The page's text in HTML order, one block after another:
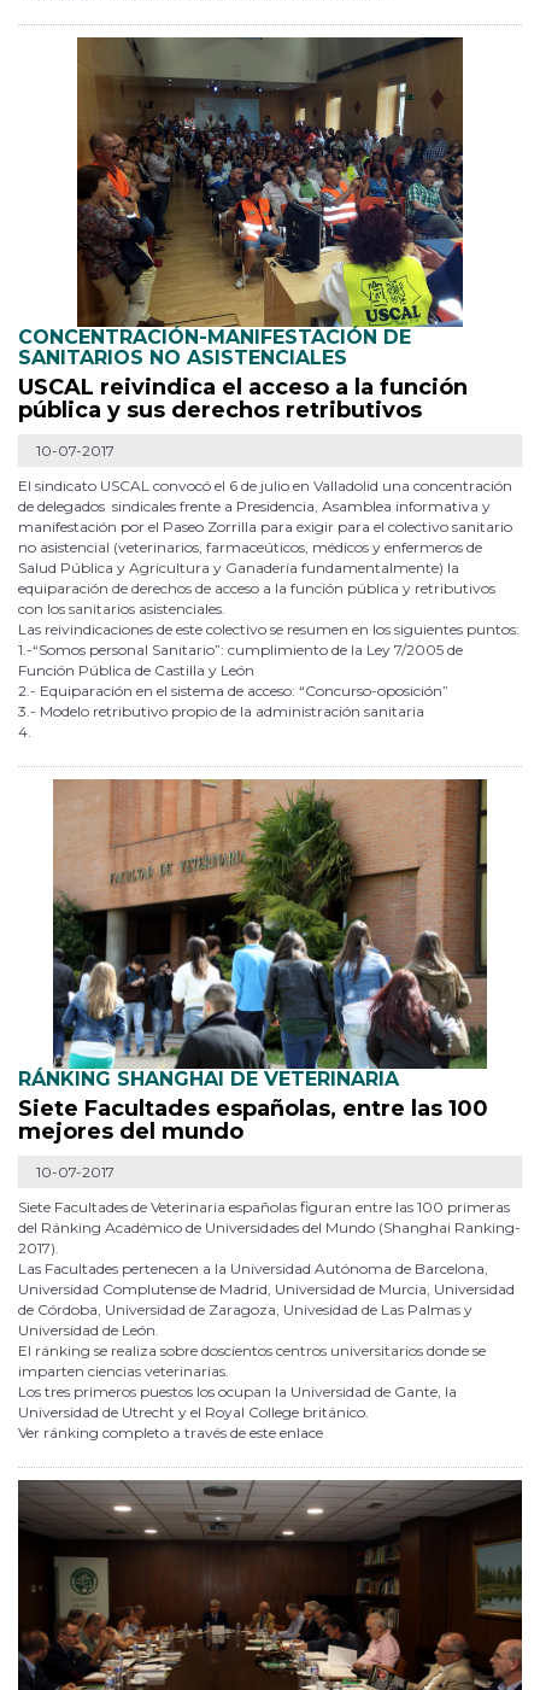
CONCENTRACIÓN-MANIFESTACIÓN DE
SANITARIOS NO ASISTENCIALES
USCAL reivindica el acceso a la función
pública y sus derechos retributivos
10-07-2017
El sindicato USCAL convocó el 6 de julio en Valladolid una concentración
de delegados sindicales frente a Presidencia, Asamblea informativa y
manifestación por el Paseo Zorrilla para exigir para el colectivo sanitario
no asistencial (veterinarios, farmaceúticos, médicos y enfermeros de
Salud Pública y Agricultura y Ganadería fundamentalmente) la
equiparación de derechos de acceso a la función pública y retributivos
con los sanitarios asistenciales.
Las reivindicaciones de este colectivo se resumen en los siguientes puntos:
1.-“Somos personal Sanitario”: cumplimiento de la Ley 7/2005 de
Función Pública de Castilla y León
2.- Equiparación en el sistema de acceso: “Concurso-oposición”
3.- Modelo retributivo propio de la administración sanitaria
4.
RÁNKING SHANGHAI DE VETERINARIA
Siete Facultades españolas, entre las 100
mejores del mundo
10-07-2017
Siete Facultades de Veterinaria españolas figuran entre las 100 primeras
del Ránking Académico de Universidades del Mundo (Shanghai Ranking-
2017).
Las Facultades pertenecen a la Universidad Autónoma de Barcelona,
Universidad Complutense de Madrid, Universidad de Murcia, Universidad
de Córdoba, Universidad de Zaragoza, Univesidad de Las Palmas y
Universidad de León.
El ránking se realiza sobre doscientos centros universitarios donde se
imparten ciencias veterinarias.
Los tres primeros puestos los ocupan la Universidad de Gante, la
Universidad de Utrecht y el Royal College británico.
Ver ránking completo a través de este enlace